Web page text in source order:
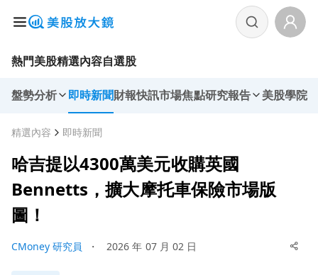
熱門美股精選內容自選股
盤勢分析 即時新聞財報快訊市場焦點研究報告 美股學院
精選內容 即時新聞
哈吉提以4300萬美元收購英國
Bennetts，擴大摩托車保險市場版
圖！
CMoney 研究員 ・ 2026 年 07 月 02 日